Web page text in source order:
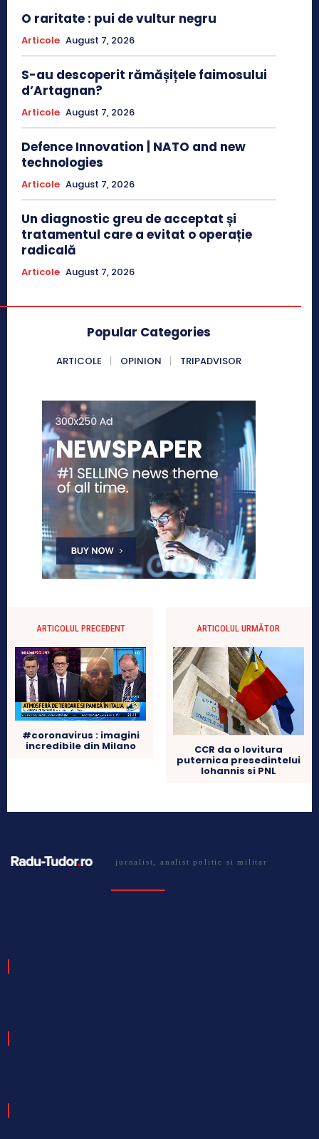
O raritate : pui de vultur negru
Articole August 7, 2026
S-au descoperit rămășițele faimosului
d’Artagnan?
Articole August 7, 2026
Defence Innovation | NATO and new
technologies
Articole August 7, 2026
Un diagnostic greu de acceptat și
tratamentul care a evitat o operație
radicală
Articole August 7, 2026
Popular Categories
ARTICOLE OPINION TRIPADVISOR
ARTICOLUL PRECEDENT
#coronavirus : imagini
incredibile din Milano
ARTICOLUL URMĂTOR
CCR da o lovitura
puternica presedintelui
Iohannis si PNL
jurnalist, analist politic si militar